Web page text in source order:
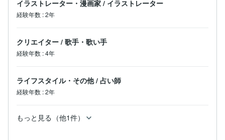
イラストレーター・漫画家 / イラストレーター
経験年数 :2年
クリエイター / 歌手・歌い手
経験年数 :4年
ライフスタイル・その他 / 占い師
経験年数 :2年
もっと見る（他1件）